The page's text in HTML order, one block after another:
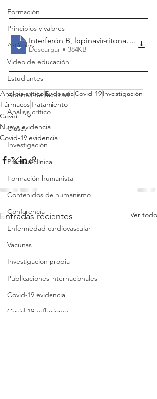
Formación
Principios y valores
Artículos
Video de educación
Estudiantes
Aportes de facultad
Análisis crítico
Clases
Investigación
Práctica clínica
Formación humanista
Contenidos de humanismo
Conferencia
Enfermedad cardiovascular
Vacunas
Investigacion propia
Publicaciones internacionales
Covid-19 evidencia
Covid-19 reflexiones
Interferón B, lopinavir-ritonavir y rib
.
Descargar • 384KB
Análisis críticoEvidenciaCovid-19Investigación
FármacosTratamiento
Covid - 19
Nueva evidencia
Covid-19 evidencia
Entradas recientes Ver todo